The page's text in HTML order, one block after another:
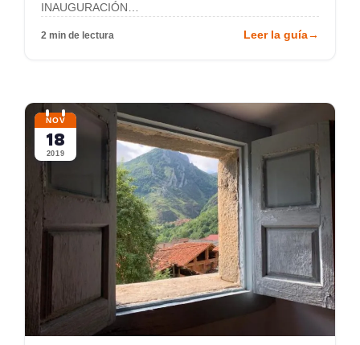
INAUGURACIÓN…
2 min de lectura Leer la guía→
NOV
18
2019